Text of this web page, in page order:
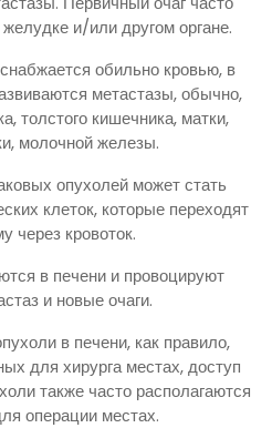
и/или другом органе.
обильно кровью, в
метастазы, обычно,
толстого кишечника, матки,
молочной железы.
опухолей может стать
клеток, которые переходят
через кровоток.
в печени и провоцируют
и новые очаги.
в печени, как правило,
для хирурга местах, доступ
также часто располагаются
операции местах.